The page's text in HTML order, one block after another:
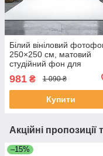
Білий вініловий
250×250 см, матовий
студійний фон для
фотозйомки, вініл
м
981 ₴ 1 090 ₴
Купити
Акційні пропозиції
–15%